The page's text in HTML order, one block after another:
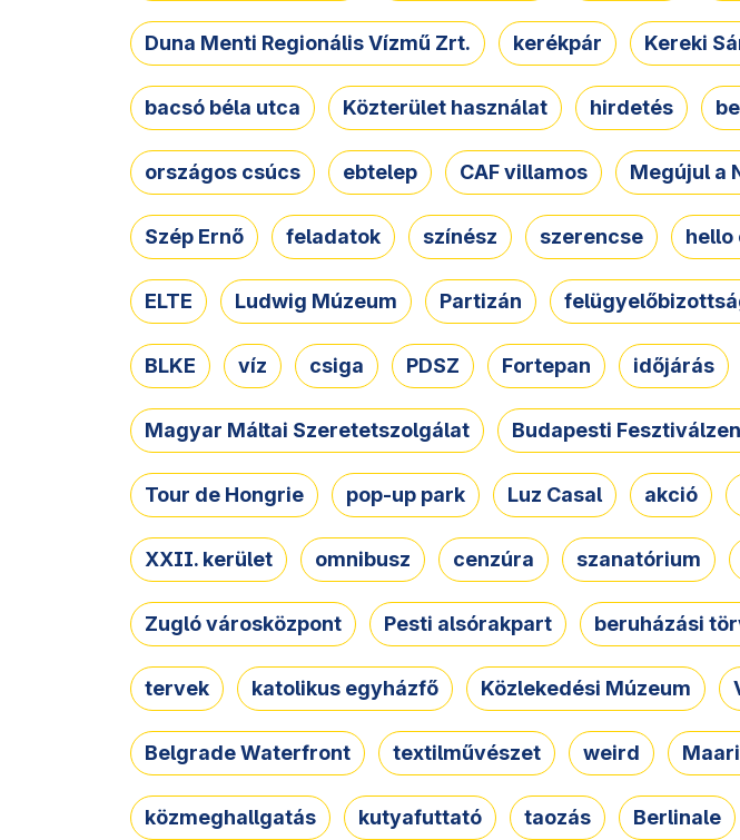
Duna Menti Regionális Vízmű Zrt. kerékpár Kereki
bacsó béla utca Közterület használat hirdetés
országos csúcs ebtelep CAF villamos Megújul a
Szép Ernő feladatok színész szerencse hello
ELTE Ludwig Múzeum Partizán
BLKE víz csiga PDSZ Fortepan időjárás
Magyar Máltai Szeretetszolgálat Budapesti
Tour de Hongrie pop-up park Luz Casal akció
XXII. kerület omnibusz cenzúra szanatórium
Zugló városközpont Pesti alsórakpart beruházási
tervek katolikus egyházfő Közlekedési Múzeum
Belgrade Waterfront textilművészet weird
közmeghallgatás kutyafuttató taozás Berlinale